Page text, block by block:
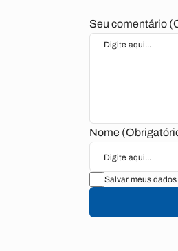
Seu comentário
Nome
Salvar meus